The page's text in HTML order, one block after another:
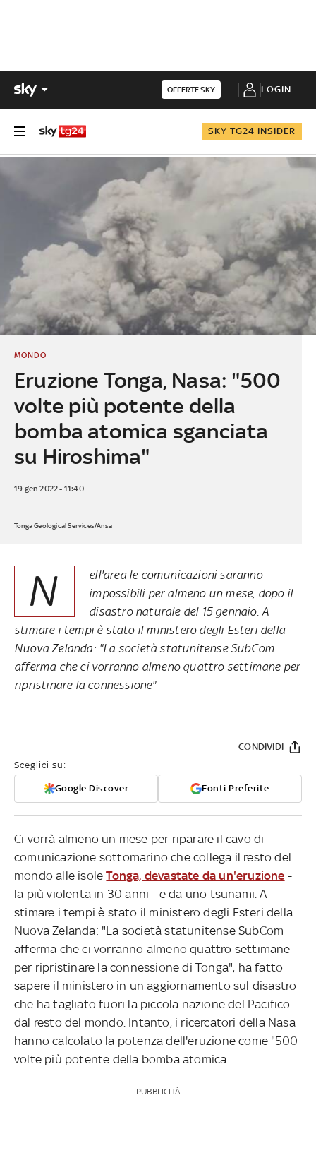
OFFERTE SKY LOGIN
SKY TG24 INSIDER
Eruzione Tonga, Nasa: "500
volte più potente della
bomba atomica sganciata
su Hiroshima"
MONDO
19 gen 2022 - 11:40
Tonga Geological Services/Ansa
N
ell'area le comunicazioni saranno
impossibili per almeno un mese, dopo il
disastro naturale del 15 gennaio. A
stimare i tempi è stato il ministero degli Esteri della
Nuova Zelanda: "La società statunitense SubCom
afferma che ci vorranno almeno quattro settimane per
ripristinare la connessione"
Sceglici su:
Google Discover Fonti Preferite
CONDIVIDI
Ci vorrà almeno un mese per riparare il cavo di
comunicazione sottomarino che collega il resto del
mondo alle isoleTonga, devastate da un'eruzione -
la più violenta in 30 anni - e da uno tsunami. A
stimare i tempi è stato il ministero degli Esteri della
Nuova Zelanda: "La società statunitense SubCom
afferma che ci vorranno almeno quattro settimane
per ripristinare la connessione di Tonga", ha fatto
sapere il ministero in un aggiornamento sul disastro
che ha tagliato fuori la piccola nazione del Pacifico
dal resto del mondo. Intanto, i ricercatori della Nasa
hanno calcolato la potenza dell'eruzione come "500
volte più potente della bomba atomica
PUBBLICITÀ